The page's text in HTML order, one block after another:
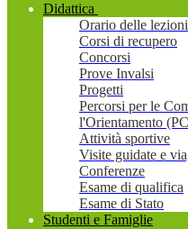
Didattica
Orario delle lezioni
Corsi di recupero
Concorsi
Prove Invalsi
Progetti
Percorsi per le
l'Orientamento
Attività sportive
Visite guidate e
Conferenze
Esame di qualifica
Esame di Stato
Studenti e Famiglie